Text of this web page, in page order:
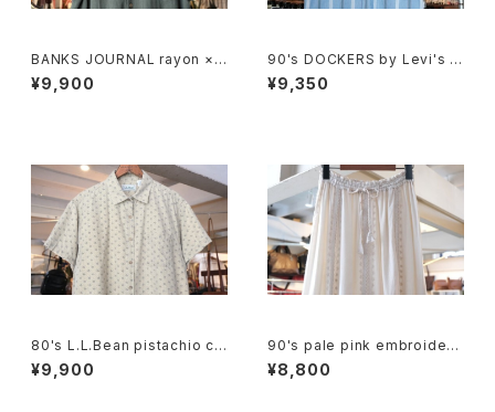
BANKS JOURNAL rayon ×li
nen open-collar Shirt
¥9,900
90's DOCKERS by Levi's m
ulti-stripe chambray Shirt
¥9,350
80's L.L.Bean pistachio cal
ico cotton box Shirt
¥9,900
90's pale pink embroidere
d rayon easy Skirt
¥8,800